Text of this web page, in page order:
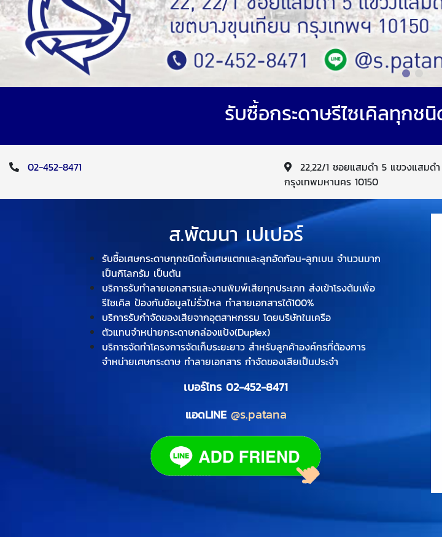
รับซื้อกระดาษรีไซเคิลทุก
02-452-8471
22,22/1 ซอยแสมดำ 5 แขวงแสมด
กรุงเทพมหานคร 10150
ส.พัฒนา เปเปอร์
รับซื้อเศษกระดาษทุกชนิดทั้งเศษแตกและลูกอัดก้อน-ลูกเบน จำนวนมาก
เป็นกิโลกรัม เป็นตัน
บริการรับทำลายเอกสารและงานพิมพ์เสียทุกประเภท ส่งเข้าโรงต้มเพื่อ
รีไซเคิล ป้องกันข้อมูลไม่รั่วไหล ทำลายเอกสารได้100%
บริการรับกำจัดของเสียจากอุตสาหกรรม โดยบริษัทในเครือ
ตัวแทนจำหน่ายกระดาษกล่องแป้ง(Duplex)
บริการจัดทำโครงการจัดเก็บระยะยาว สำหรับลูกค้าองค์กรที่ต้องการ
จำหน่ายเศษกระดาษ ทำลายเอกสาร กำจัดของเสียเป็นประจำ
เบอร์โทร 02-452-8471
แอดLINE @s.patana